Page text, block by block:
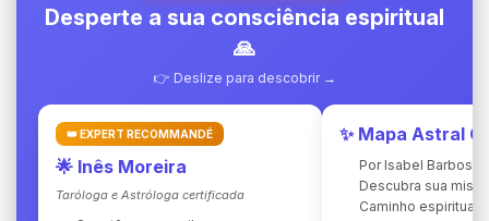
Desperte a sua consciência espiritual
🙏
👉 Deslize para descobrir →
👑 EXPERT RECOMMANDÉ
🌟 Inês Moreira
Taróloga e Astróloga certificada
✨ Mapa Astral
Por Isabel Barbosa
Descubra sua
Caminho espiritual